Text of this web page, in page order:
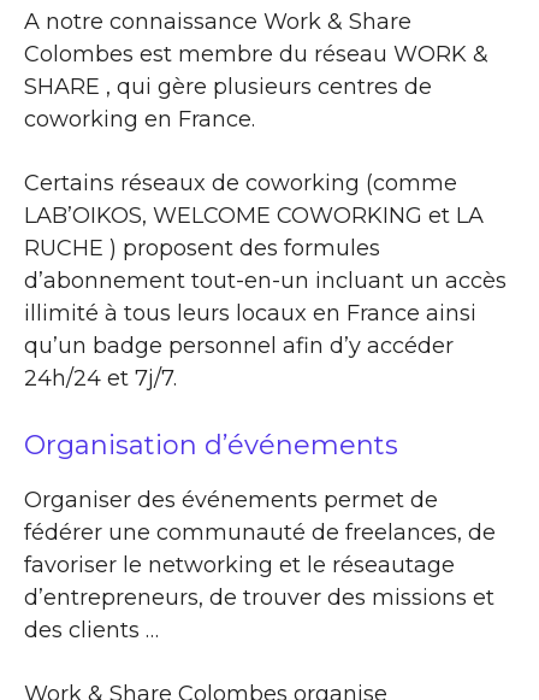
A notre connaissance Work & Share
Colombes est membre du réseau WORK &
SHARE , qui gère plusieurs centres de
coworking en France.
Certains réseaux de coworking (comme
LAB’OIKOS, WELCOME COWORKING et LA
RUCHE ) proposent des formules
d’abonnement tout-en-un incluant un accès
illimité à tous leurs locaux en France ainsi
qu’un badge personnel afin d’y accéder
24h/24 et 7j/7.
Organisation d’événements
Organiser des événements permet de
fédérer une communauté de freelances, de
favoriser le networking et le réseautage
d’entrepreneurs, de trouver des missions et
des clients …
Work & Share Colombes organise